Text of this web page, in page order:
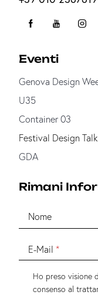
Eventi
Genova Design
U35
Container 03
Festival Design Talk
GDA
Rimani
Nome
E-Mail
Ho preso visione
consenso al